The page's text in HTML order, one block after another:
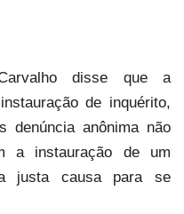
disse que a
de inquérito,
denúncia anônima não
a instauração de um
justa causa para se